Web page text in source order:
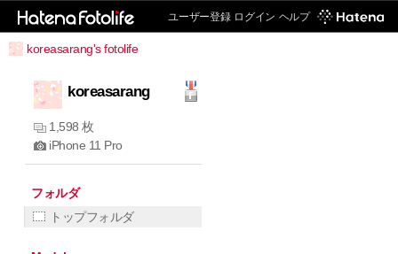
ユーザー登録 ログイン ヘルプ
koreasarang's fotolife
koreasarang
1,598 枚
iPhone 11 Pro
フォルダ
トップフォルダ